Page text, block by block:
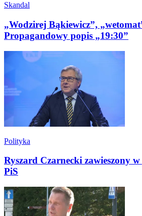
Skandal
„Wodzirej Bąkiewicz”,
Propagandowy popis „19:30”
Polityka
Ryszard Czarnecki zawieszony
PiS